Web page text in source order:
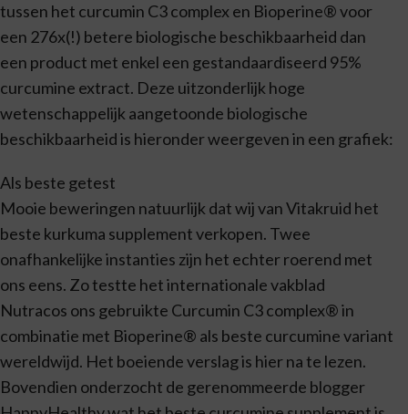
tussen het curcumin C3 complex en Bioperine® voor
een 276x(!) betere biologische beschikbaarheid dan
een product met enkel een gestandaardiseerd 95%
curcumine extract. Deze uitzonderlijk hoge
wetenschappelijk aangetoonde biologische
beschikbaarheid is hieronder weergeven in een grafiek:
Als beste getest
Mooie beweringen natuurlijk dat wij van Vitakruid het
beste kurkuma supplement verkopen. Twee
onafhankelijke instanties zijn het echter roerend met
ons eens. Zo testte het internationale vakblad
Nutracos ons gebruikte Curcumin C3 complex® in
combinatie met Bioperine® als beste curcumine variant
wereldwijd. Het boeiende verslag is hier na te lezen.
Bovendien onderzocht de gerenommeerde blogger